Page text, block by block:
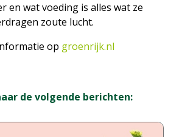
en wat voeding is alles wat ze
zoute lucht.
op groenrijk.nl
de volgende berichten: